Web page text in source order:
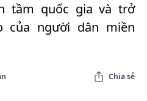
tầm quốc gia và trở
của người dân miền
Chia sẻ